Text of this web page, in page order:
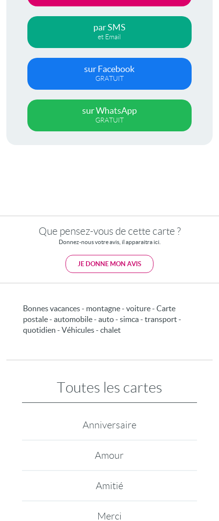
par SMS
et Email
sur Facebook
GRATUIT
sur WhatsApp
GRATUIT
Que pensez-vous de cette carte ?
Donnez-nous votre avis, il apparaitra ici.
JE DONNE MON AVIS
Bonnes vacances - montagne - voiture - Carte
postale - automobile - auto - simca - transport -
quotidien - Véhicules - chalet
Toutes les cartes
Anniversaire
Amour
Amitié
Merci